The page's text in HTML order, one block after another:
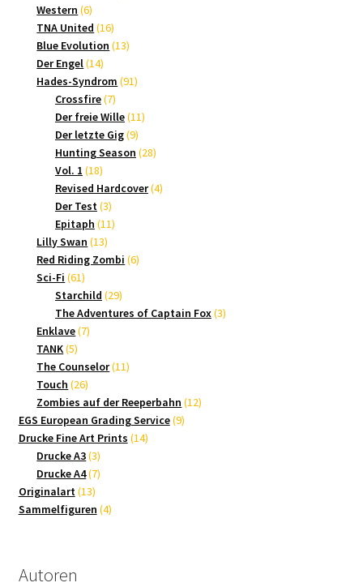
Western 66
Produkte
TNA United 1616
Produkte
Blue Evolution 1313
Der Engel 1414
Produkte
Hades-Syndrom 9191
Crossfire 77
Produkte
Der freie Wille 1111
Der letzte Gig 99
Produkte
Hunting Season 2828
Vol. 1 1818
Produkte
Revised Hardcover 44
Der Test 33
Produkte
Epitaph 1111
Lilly Swan 1313
Produkte
Red Riding Zombi 66
Sci-Fi 6161
Produkte
Starchild 2929
Produkte
The Adventures of Captain Fox 33
Enklave 77
TANK 55
Produkte
The Counselor 1111
Touch 2626
Produkte
Zombies auf der Reeperbahn 1212
EGS European Grading Service 99
Drucke Fine Art Prints 1414
Drucke A3 33
Produkte
Drucke A4 77
Originalart 1313
Produkte
Sammelfiguren 44
Autoren